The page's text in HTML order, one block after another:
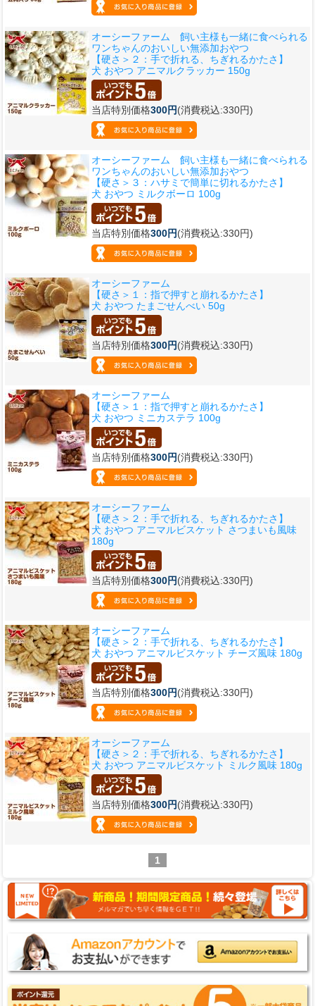
オーシーファーム 飼い主様も一緒に食べられる
ワンちゃんのおいしい無添加おやつ
【硬さ＞２：手で折れる、ちぎれるかたさ】
犬 おやつ アニマルクラッカー 150g
当店特別価格300円(消費税込:330円)
オーシーファーム 飼い主様も一緒に食べられる
ワンちゃんのおいしい無添加おやつ
【硬さ＞３：ハサミで簡単に切れるかたさ】
犬 おやつ ミルクボーロ 100g
当店特別価格300円(消費税込:330円)
オーシーファーム
【硬さ＞１：指で押すと崩れるかたさ】
犬 おやつ たまごせんべい 50g
当店特別価格300円(消費税込:330円)
オーシーファーム
【硬さ＞１：指で押すと崩れるかたさ】
犬 おやつ ミニカステラ 100g
当店特別価格300円(消費税込:330円)
オーシーファーム
【硬さ＞２：手で折れる、ちぎれるかたさ】
犬 おやつ アニマルビスケット さつまいも風味
180g
当店特別価格300円(消費税込:330円)
オーシーファーム
【硬さ＞２：手で折れる、ちぎれるかたさ】
犬 おやつ アニマルビスケット チーズ風味 180g
当店特別価格300円(消費税込:330円)
オーシーファーム
【硬さ＞２：手で折れる、ちぎれるかたさ】
犬 おやつ アニマルビスケット ミルク風味 180g
当店特別価格300円(消費税込:330円)
1